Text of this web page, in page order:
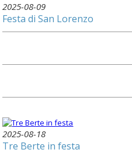
2025-08-09
Festa di San Lorenzo
2025-08-18
Tre Berte in festa